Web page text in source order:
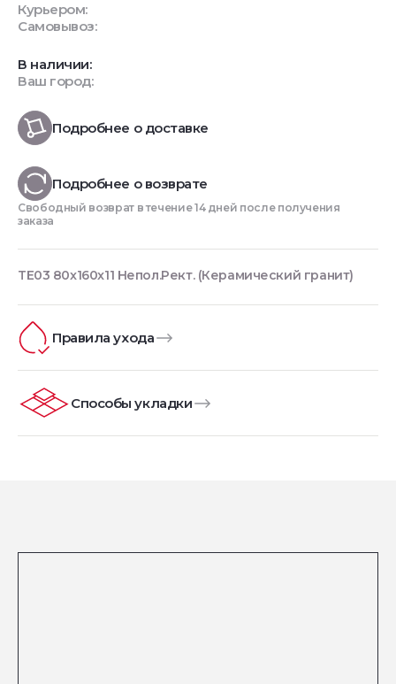
Курьером:
Самовывоз:
В наличии:
Ваш город:
Подробнее о доставке
Подробнее о возврате
Свободный возврат в течение 14 дней после получения
заказа
TE03 80x160x11 Непол.Рект. (Керамический гранит)
Правила ухода
Способы укладки